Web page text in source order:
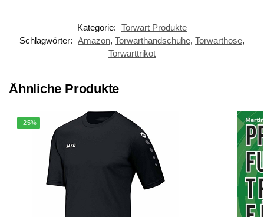
Kategorie: Torwart Produkte
Schlagwörter: Amazon, Torwarthandschuhe, Torwarthose,
Torwarttrikot
Ähnliche Produkte
-25%